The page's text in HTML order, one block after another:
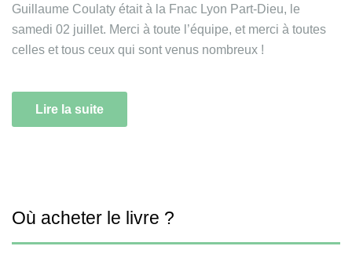
Guillaume Coulaty était à la Fnac Lyon Part-Dieu, le
samedi 02 juillet. Merci à toute l’équipe, et merci à toutes
celles et tous ceux qui sont venus nombreux !
Lire la suite
Où acheter le livre ?